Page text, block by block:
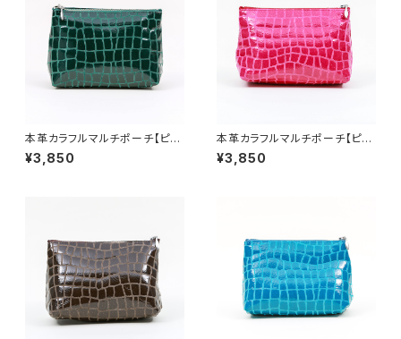
本革カラフルマルチポーチ【ピッ
グスキン】ブリティッシュグリーン
¥3,850
本革カラフルマルチポーチ【ピッ
グスキン】ピンク
¥3,850